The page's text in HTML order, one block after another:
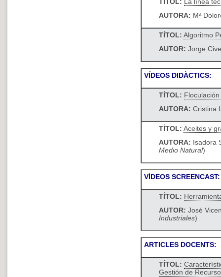
TÍTOL: La línea
AUTORA: Mª
TÍTOL: Algoritmo
AUTOR: Jorge
VÍDEOS DIDÀCTICS:
TÍTOL:
AUTORA: Cristina
TÍTOL: Aceites y
AUTORA: Isadora
Medio Natural)
VÍDEOS SCREENCAST:
TÍTOL:
AUTOR: José
Industriales)
ARTICLES DOCENTS:
TÍTOL:
Gestión de